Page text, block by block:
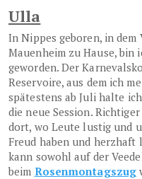
Ulla
In Nippes geboren, in dem
Mauenheim zu Hause, bin
geworden. Der
Reservoire, aus dem ich
spätestens ab Juli halte
die neue Session.
dort, wo Leute lustig und
Freud haben und herzhaft
kann sowohl auf der
beim Rosenmontagszug